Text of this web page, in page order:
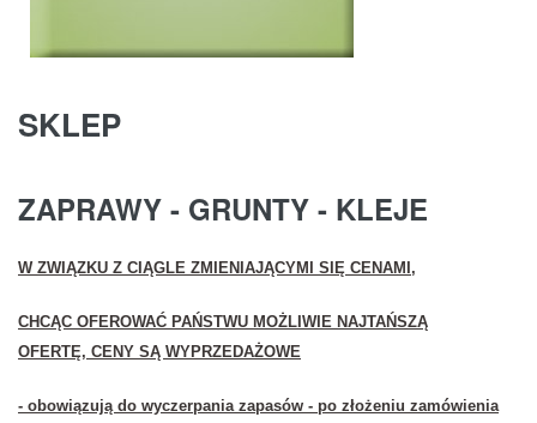
SKLEP
ZAPRAWY - GRUNTY - KLEJE
W ZWIĄZKU Z CIĄGLE ZMIENIAJĄCYMI SIĘ CENAMI,
CHCĄC OFEROWAĆ PAŃSTWU MOŻLIWIE NAJTAŃSZĄ
OFERTĘ, CENY SĄ WYPRZEDAŻOWE
- obowiązują do wyczerpania zapasów - po złożeniu zamówienia